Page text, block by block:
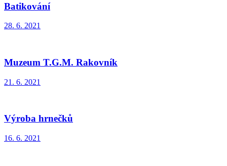
Batikování
28. 6. 2021
Muzeum T.G.M. Rakovník
21. 6. 2021
Výroba hrnečků
16. 6. 2021